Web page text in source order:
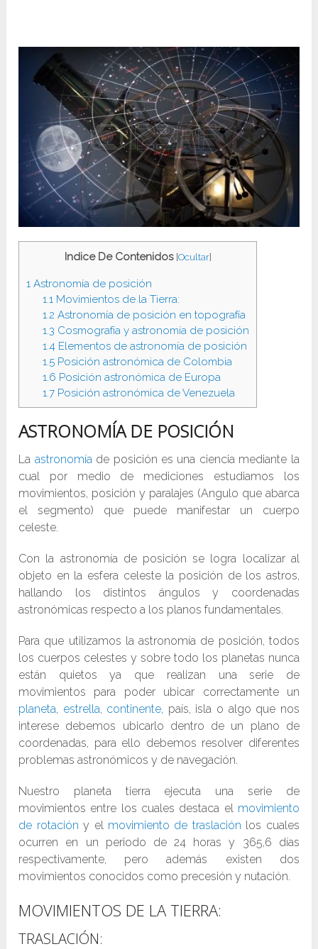
Indice De Contenidos [Ocultar]
1 Astronomía de posición
1.1 Movimientos de la Tierra:
1.2 Astronomía de posición en topografía
1.3 Cosmografía y astronomía de posición
1.4Elementos de astronomía de posición
1.5Posición astronómica de Colombia
1.6 Posición astronómica de Europa
1.7Posición astronómica de Venezuela
ASTRONOMÍA DE POSICIÓN
La astronomía de posición es una ciencia mediante la
cual por medio de mediciones estudiamos los
movimientos, posición y paralajes (Angulo que abarca
el segmento) que puede manifestar un cuerpo
celeste.
Con la astronomía de posición se logra localizar al
objeto en la esfera celeste la posición de los astros,
hallando los distintos ángulos y coordenadas
astronómicas respecto a los planos fundamentales.
Para que utilizamos la astronomía de posición, todos
los cuerpos celestes y sobre todo los planetas nunca
están quietos ya que realizan una serie de
movimientos para poder ubicar correctamente un
planeta
estrella continente, país, isla o algo que nos
interese debemos ubicarlo dentro de un plano de
coordenadas, para ello debemos resolver diferentes
problemas astronómicos y de navegación.
Nuestro planeta tierra ejecuta una serie de
movimientos entre los cuales destaca el movimiento
de rotación y el movimiento de traslación los cuales
ocurren en un periodo de 24 horas y 365,6 días
respectivamente, pero además existen dos
movimientos conocidos como precesión y nutación.
MOVIMIENTOS DE LA TIERRA:
TRASLACIÓN: